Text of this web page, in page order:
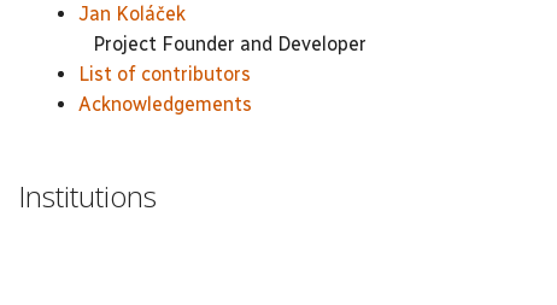
Jan Koláček
Project Founder and Developer
List of contributors
Acknowledgements
Institutions